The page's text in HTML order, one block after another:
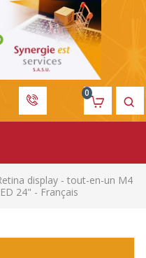
0
display - tout-en-un M4
24" - Français